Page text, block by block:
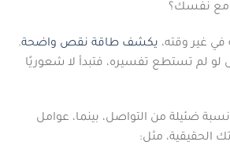
مع نفسك؟
غير وقته، يكشف طاقة نقص واضحة.
لم تستطع تفسيره، فتبدأ لا شعوريًا
ضئيلة من التواصل، بينما، عوامل
الحقيقية، مثل: